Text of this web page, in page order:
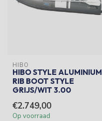
HIBO
HIBO STYLE ALUMINIUM
RIB BOOT STYLE
GRIJS/WIT 3.00
€2.749,00
Op voorraad